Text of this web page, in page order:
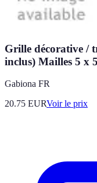
Grille décorative /
inclus) Mailles 5 x
Gabiona FR
20.75 EURVoir le prix